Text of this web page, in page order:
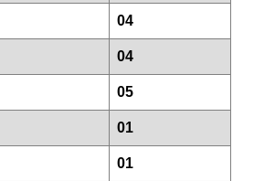
04
04
05
01
01